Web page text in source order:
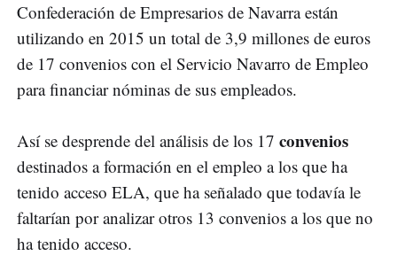
Confederación de Empresarios de Navarra están
utilizando en 2015 un total de 3,9 millones de euros
de 17 convenios con el Servicio Navarro de Empleo
para financiar nóminas de sus empleados.
Así se desprende del análisis de los 17 convenios
destinados a formación en el empleo a los que ha
tenido acceso ELA, que ha señalado que todavía le
faltarían por analizar otros 13 convenios a los que no
ha tenido acceso.